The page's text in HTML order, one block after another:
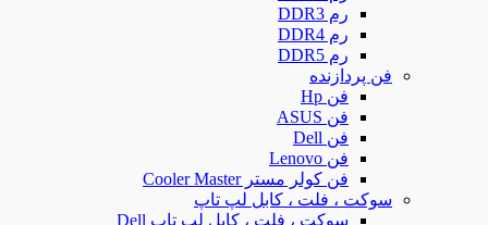
رم DDR3
رم DDR4
رم DDR5
فن پردازنده
فن Hp
فن ASUS
فن Dell
فن Lenovo
فن کولر مستر Cooler Master
سوکت ، فلت ، کابل لپ تاپ
سوکت ، فلت ، کابل لپ تاپ Dell